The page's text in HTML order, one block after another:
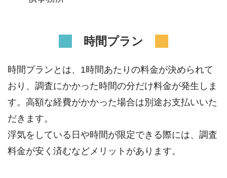
時間プラン
時間プランとは、1時間あたりの料金が決められて
おり、調査にかかった時間の分だけ料金が発生しま
す。高額な経費がかかった場合は別途お支払いいた
だきます。
浮気をしている日や時間が限定できる際には、調査
料金が安く済むなどメリットがあります。